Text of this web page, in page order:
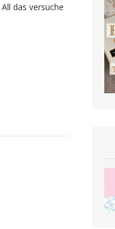
das versuche